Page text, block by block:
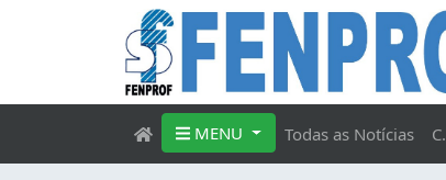
MENU Todas as Notícias